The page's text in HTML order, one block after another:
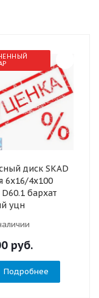
диск SKAD
6x16/4x100
бархат
уцн
руб.
Подробнее